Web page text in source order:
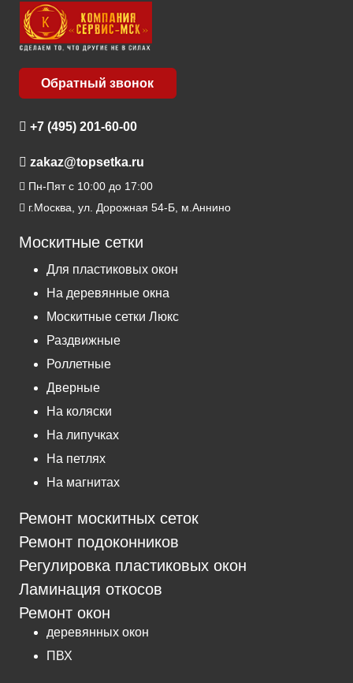
Обратный звонок
+7 (495) 201-60-00
zakaz@topsetka.ru
Пн-Пят с 10:00 до 17:00
г.Москва, ул. Дорожная 54-Б, м.Аннино
Москитные сетки
Для пластиковых окон
На деревянные окна
Москитные сетки Люкс
Раздвижные
Роллетные
Дверные
На коляски
На липучках
На петлях
На магнитах
Ремонт москитных сеток
Ремонт подоконников
Регулировка пластиковых окон
Ламинация откосов
Ремонт окон
деревянных окон
ПВХ